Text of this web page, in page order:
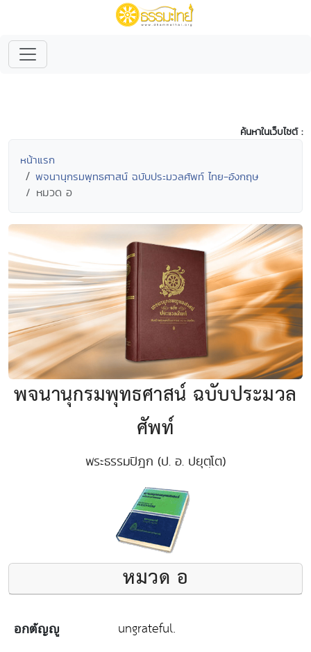
ค้นหาในเว็บไซต์ :
หน้าแรก
พจนานุกรมพุทธศาสน์ ฉบับประมวลศัพท์ ไทย-อังกฤษ
หมวด อ
พจนานุกรมพุทธศาสน์ ฉบับประมวล
ศัพท์
พระธรรมปิฎก (ป. อ. ปยุตฺโต)
หมวด อ
อกตัญญู ungrateful.